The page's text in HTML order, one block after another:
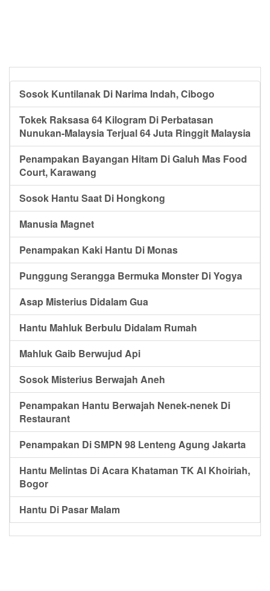
Sosok Kuntilanak Di Narima Indah, Cibogo
Tokek Raksasa 64 Kilogram Di Perbatasan
Nunukan-Malaysia Terjual 64 Juta Ringgit Malaysia
Penampakan Bayangan Hitam Di Galuh Mas Food
Court, Karawang
Sosok Hantu Saat Di Hongkong
Manusia Magnet
Penampakan Kaki Hantu Di Monas
Punggung Serangga Bermuka Monster Di Yogya
Asap Misterius Didalam Gua
Hantu Mahluk Berbulu Didalam Rumah
Mahluk Gaib Berwujud Api
Sosok Misterius Berwajah Aneh
Penampakan Hantu Berwajah Nenek-nenek Di
Restaurant
Penampakan Di SMPN 98 Lenteng Agung Jakarta
Hantu Melintas Di Acara Khataman TK Al Khoiriah,
Bogor
Hantu Di Pasar Malam